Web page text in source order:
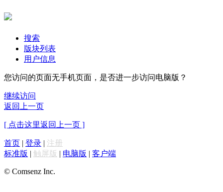
搜索
版块列表
用户信息
您访问的页面无手机页面，是否进一步访问电脑版？
继续访问
返回上一页
[ 点击这里返回上一页 ]
首页 | 登录 | 注册
标准版 | 触屏版 | 电脑版 | 客户端
© Comsenz Inc.